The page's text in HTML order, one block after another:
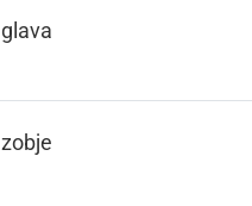
glava
zobje